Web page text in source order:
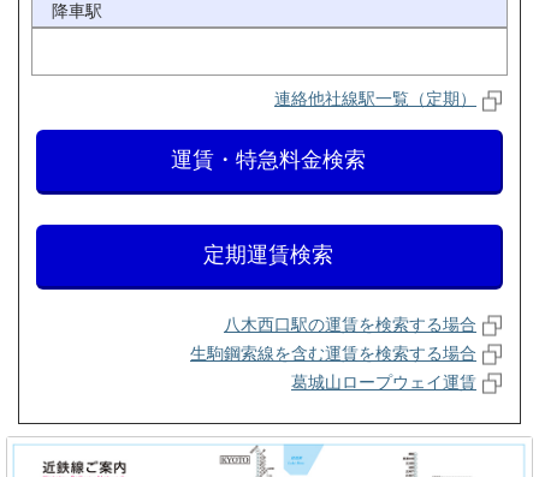
降車駅
連絡他社線駅一覧（定期）
運賃・特急料金検索
定期運賃検索
八木西口駅の運賃を検索する場合
生駒鋼索線を含む運賃を検索する場合
葛城山ロープウェイ運賃